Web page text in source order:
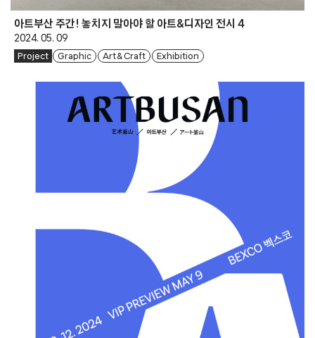
아트부산 주간! 놓치지 말아야 할 아트&디자인 전시 4
2024. 05. 09
Project Graphic Art & Craft Exhibition